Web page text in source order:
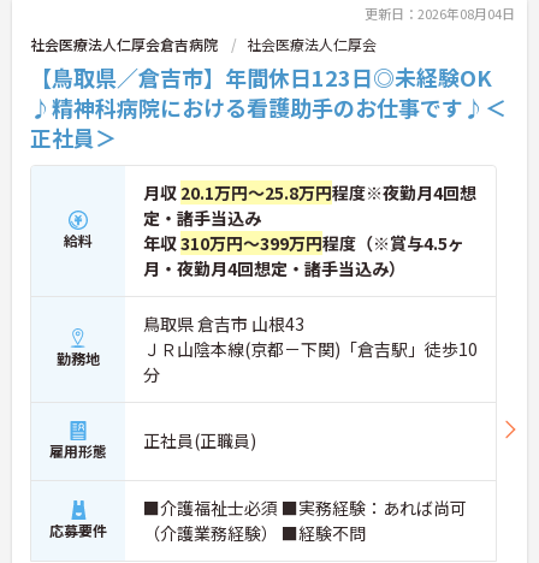
連携の体制がしっかりと整っています。働き方の面
では、夜勤明けの翌日が原則として公休となるほ
か、月平均の残業時間も5時間から7時間程度とかな
り少なめです。常勤スタッフの比率が90パーセント
を超えているため急な勤務変更が発生しにくく、あ
らかじめ決められた訪問予定表に沿って規則正しく
働けます。入職後は現場スタッフによるお一人おひ
とりに合わせた個別のOJT研修が実施されます。eラ
ーニングも導入されており、多職種と連携しながら
専門性を着実に深めていける環境が用意されていま
す。
★おすすめPOINT★
＜個別ＯＪＴとチーム連携で着実に成長！＞
・入職後はお一人おひとりの習熟度に合わせた個別
のＯＪＴ研修を実施し、ｅラーニングを用いた学習
の機会も提供されます
・施設内には看護師が24時間常駐しており、急変時
の対応や専門的な医療処置は看護師が担当するため
負担が減ります
・介護スタッフと看護スタッフの比率が1対1で相談
専門性を高められます
＜残業月7時間以下で身体の負担を軽減！＞
・常勤で働くスタッフの比率が90パーセント以上と
更新日：2026年08月04日
社会医療法人仁厚会倉吉病院 社会医療法人仁厚会
【鳥取県／倉吉市】年間休日123日◎未経験OK
♪精神科病院における看護助手のお仕事です♪＜
正社員＞
給料
月収 20.1万円～25.8万円程度※夜勤月4回想
定・諸手当込み
年収310万円～399万円程度（※賞与4.5ヶ
月・夜勤月4回想定・諸手当込み）
勤務地
鳥取県 倉吉市 山根43
ＪＲ山陰本線(京都－下関)「倉吉駅」徒歩10
分
雇用形態 正社員(正職員)
応募要件
■介護福祉士必須 ■実務経験：あれば尚可
（介護業務経験） ■経験不問